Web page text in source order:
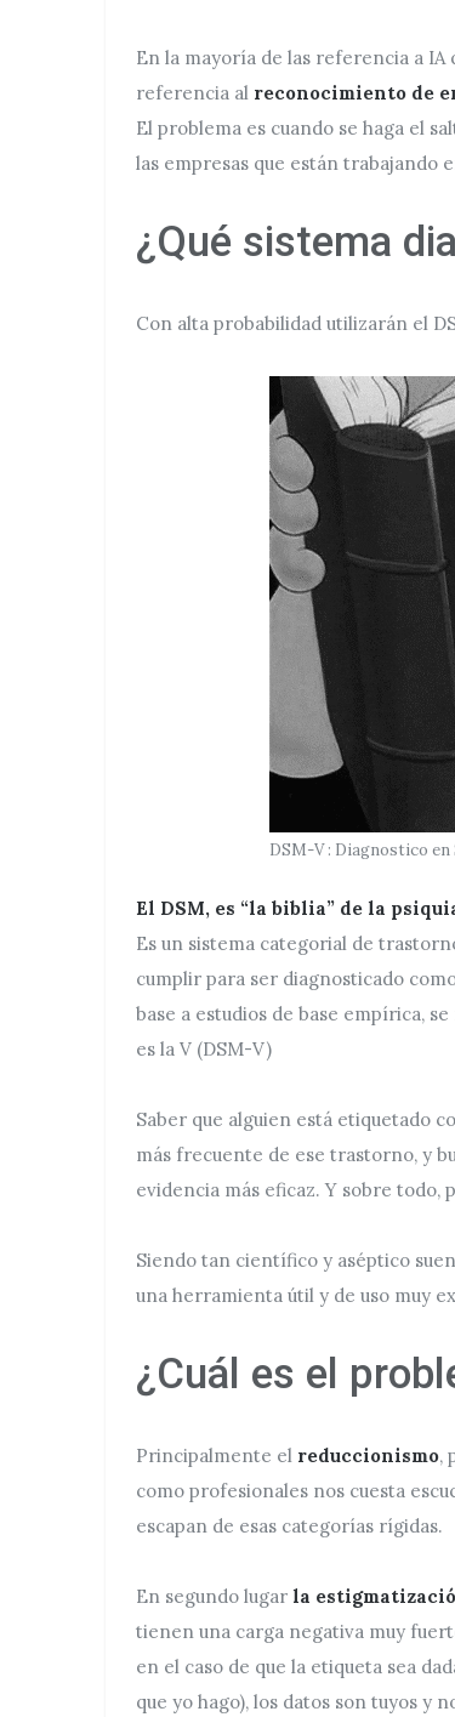
En la mayoría de las referencia a
referencia al reconocimiento de
El problema es cuando se haga el
las empresas que están trabajando
¿Qué sistema
Con alta probabilidad utilizarán el
DSM-V : Diagnostico en
El DSM, es “la biblia” de la
Es un sistema categorial de
cumplir para ser diagnosticado
base a estudios de base empírica,
es la V (DSM-V)
Saber que alguien está etiquetado
más frecuente de ese trastorno, y
evidencia más eficaz. Y sobre
Siendo tan científico y aséptico
una herramienta útil y de uso muy
¿Cuál es el
Principalmente el reduccionismo,
como profesionales nos cuesta
escapan de esas categorías rígidas.
En segundo lugar la
tienen una carga negativa muy
en el caso de que la etiqueta sea
que yo hago), los datos son tuyos y